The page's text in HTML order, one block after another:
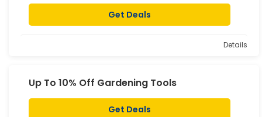
Get Deals
Details
Up To 10% Off Gardening Tools
Get Deals